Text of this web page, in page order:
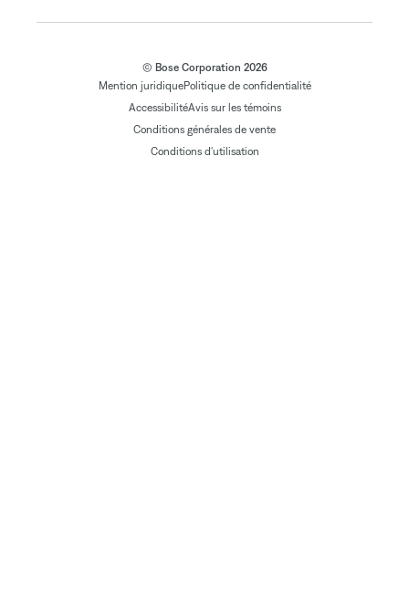
© Bose Corporation 2026
Mention juridiquePolitique de confidentialité
AccessibilitéAvis sur les témoins
Conditions générales de vente
Conditions d'utilisation